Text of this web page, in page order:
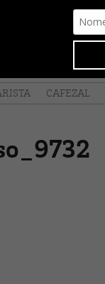
CAFEZAL